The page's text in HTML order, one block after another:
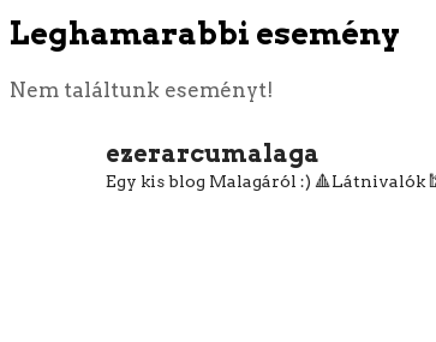
Leghamarabbi esemény
Nem találtunk eseményt!
ezerarcumalaga
Egy kis blog Malagáról :) 🔺Látnivalók